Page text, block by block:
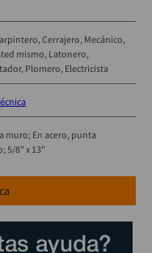
Cerrajero Mecánico
mismo Latonero
Plomero Electricista
muro; En acero, punta
5/8" x 13"